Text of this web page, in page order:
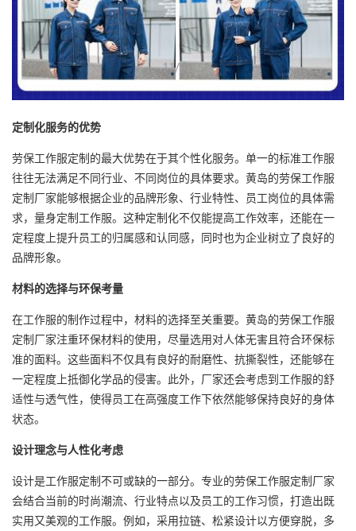
定制化服务的优势
劳保工作服定制的最大优势在于其个性化服务。单一的标准工作服
往往无法满足不同行业、不同岗位的具体要求。黄岛的劳保工作服
定制厂家能够根据企业的品牌形象、行业特性、员工岗位的具体需
求，量身定制工作服。这种定制化不仅能提高工作效率，还能在一
定程度上提升员工的归属感和认同感，同时也为企业树立了良好的
品牌形象。
材料的选择与环保考量
在工作服的制作过程中，材料的选择至关重要。黄岛的劳保工作服
定制厂家注重环保材料的使用，尽量选用对人体无害且符合环保标
准的面料。这些面料不仅具有良好的耐磨性、抗撕裂性，还能够在
一定程度上抵御化学品的侵害。此外，厂家还会考虑到工作服的舒
适性与透气性，使得员工在高强度工作下依然能够保持良好的身体
状态。
设计理念与人性化考虑
设计是工作服定制不可或缺的一部分。专业的劳保工作服定制厂家
会结合当前的时尚潮流、行业特点以及员工的工作习惯，打造出既
实用又美观的工作服。例如，采用拉链、松紧设计以方便穿脱，多